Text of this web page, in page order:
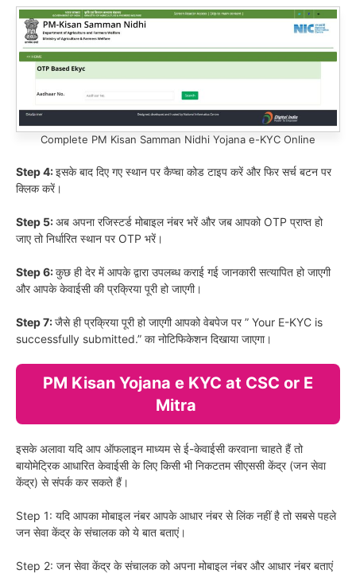
Complete PM Kisan Samman Nidhi Yojana e-KYC Online
Step 4:इसके बाद दिए गए स्थान पर कैप्चा कोड टाइप करें और फिर सर्च बटन पर
क्लिक करें।
Step 5:अब अपना रजिस्टर्ड मोबाइल नंबर भरें और जब आपको OTP प्राप्त हो
जाए तो निर्धारित स्थान पर OTP भरें।
Step 6:कुछ ही देर में आपके द्वारा उपलब्ध कराई गई जानकारी सत्यापित हो जाएगी
और आपके केवाईसी की प्रक्रिया पूरी हो जाएगी।
Step 7:जैसे ही प्रक्रिया पूरी हो जाएगी आपको वेबपेज पर ” Your E-KYC is
successfully submitted.” का नोटिफिकेशन दिखाया जाएगा।
PM Kisan Yojana e KYC at CSC or E
Mitra
इसके अलावा यदि आप ऑफलाइन माध्यम से ई-केवाईसी करवाना चाहते हैं तो
बायोमेट्रिक आधारित केवाईसी के लिए किसी भी निकटतम सीएससी केंद्र (जन सेवा
केंद्र) से संपर्क कर सकते हैं।
Step 1: यदि आपका मोबाइल नंबर आपके आधार नंबर से लिंक नहीं है तो सबसे पहले
जन सेवा केंद्र के संचालक को ये बात बताएं।
Step 2: जन सेवा केंद्र के संचालक को अपना मोबाइल नंबर और आधार नंबर बताएं